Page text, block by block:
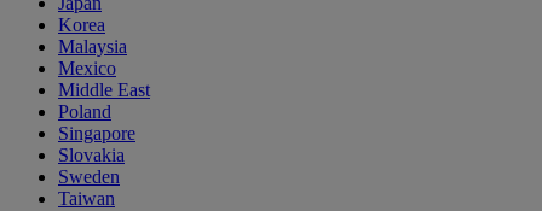
Korea
Malaysia
Mexico
Middle East
Poland
Singapore
Slovakia
Sweden
Taiwan